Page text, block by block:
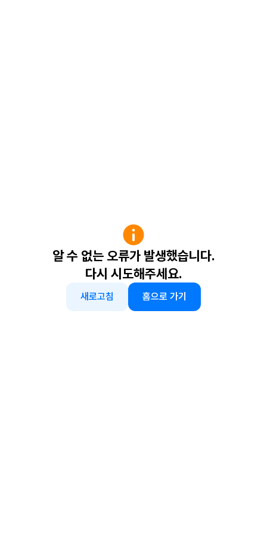
알 수 없는 오류가 발생했습니다.
다시 시도해주세요.
새로고침 홈으로 가기